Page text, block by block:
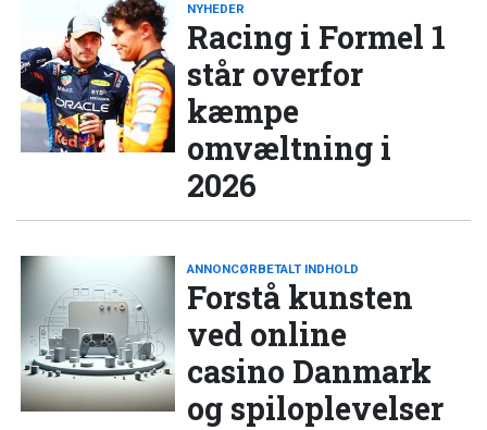
NYHEDER
Racing i Formel 1
står overfor
kæmpe
omvæltning i
2026
ANNONCØRBETALT INDHOLD
Forstå kunsten
ved online
casino Danmark
og spiloplevelser